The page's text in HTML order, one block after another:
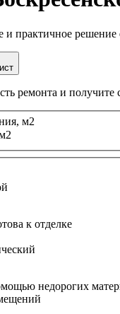
и практичное решение
ремонта и получите
м2
к отделке
недорогих